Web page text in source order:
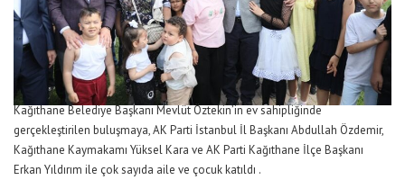
Kağıthane Belediye Başkanı Mevlüt Öztekin’in ev sahipliğinde
gerçekleştirilen buluşmaya, AK Parti İstanbul İl Başkanı Abdullah Özdemir,
Kağıthane Kaymakamı Yüksel Kara ve AK Parti Kağıthane İlçe Başkanı
Erkan Yıldırım ile çok sayıda aile ve çocuk katıldı .